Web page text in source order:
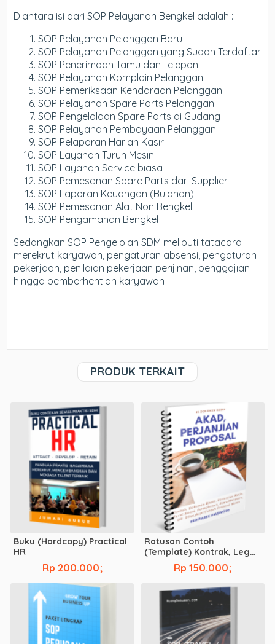
Diantara isi dari SOP Pelayanan Bengkel adalah :
SOP Pelayanan Pelanggan Baru
SOP Pelayanan Pelanggan yang Sudah Terdaftar
SOP Penerimaan Tamu dan Telepon
SOP Pelayanan Komplain Pelanggan
SOP Pemeriksaan Kendaraan Pelanggan
SOP Pelayanan Spare Parts Pelanggan
SOP Pengelolaan Spare Parts di Gudang
SOP Pelayanan Pembayaan Pelanggan
SOP Pelaporan Harian Kasir
SOP Layanan Turun Mesin
SOP Layanan Service biasa
SOP Pemesanan Spare Parts dari Supplier
SOP Laporan Keuangan (Bulanan)
SOP Pemesanan Alat Non Bengkel
SOP Pengamanan Bengkel
Sedangkan SOP Pengelolan SDM meliputi tatacara
merekrut karyawan, pengaturan absensi, pengaturan
pekerjaan, penilaian pekerjaan perijinan, penggajian
hingga pemberhentian karyawan
PRODUK TERKAIT
Buku (Hardcopy) Practical
HR
Rp 200.000;
Ratusan Contoh
(Template) Kontrak, Legal,
Akad, Perjanjian Bisnis, dll
Rp 150.000;